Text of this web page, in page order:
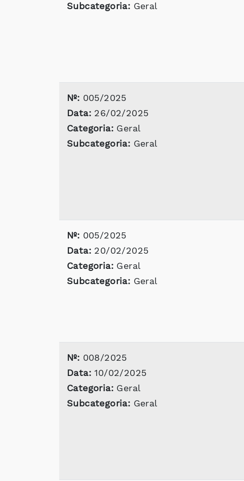
Subcategoria: Geral
Nº: 005/2025
Data: 26/02/2025
Categoria: Geral
Subcategoria: Geral
Nº: 005/2025
Data: 20/02/2025
Categoria: Geral
Subcategoria: Geral
Nº: 008/2025
Data: 10/02/2025
Categoria: Geral
Subcategoria: Geral